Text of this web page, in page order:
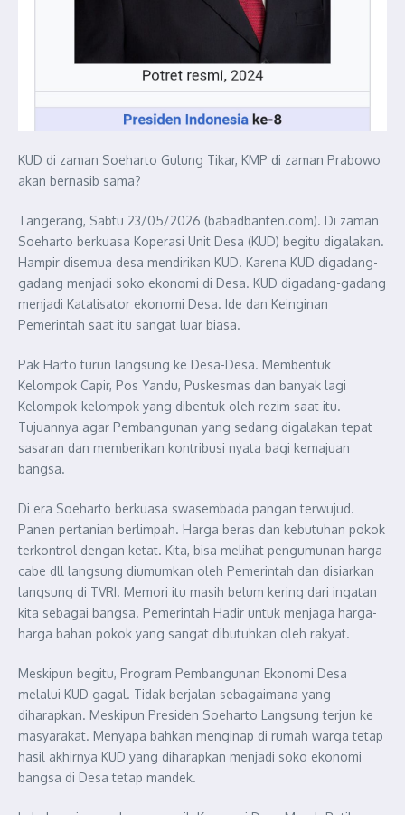
KUD di zaman Soeharto Gulung Tikar, KMP di zaman Prabowo
akan bernasib sama?
Tangerang, Sabtu 23/05/2026 (babadbanten.com). Di zaman
Soeharto berkuasa Koperasi Unit Desa (KUD) begitu digalakan.
Hampir disemua desa mendirikan KUD. Karena KUD digadang-
gadang menjadi soko ekonomi di Desa. KUD digadang-gadang
menjadi Katalisator ekonomi Desa. Ide dan Keinginan
Pemerintah saat itu sangat luar biasa.
Pak Harto turun langsung ke Desa-Desa. Membentuk
Kelompok Capir, Pos Yandu, Puskesmas dan banyak lagi
Kelompok-kelompok yang dibentuk oleh rezim saat itu.
Tujuannya agar Pembangunan yang sedang digalakan tepat
sasaran dan memberikan kontribusi nyata bagi kemajuan
bangsa.
Di era Soeharto berkuasa swasembada pangan terwujud.
Panen pertanian berlimpah. Harga beras dan kebutuhan pokok
terkontrol dengan ketat. Kita, bisa melihat pengumunan harga
cabe dll langsung diumumkan oleh Pemerintah dan disiarkan
langsung di TVRI. Memori itu masih belum kering dari ingatan
kita sebagai bangsa. Pemerintah Hadir untuk menjaga harga-
harga bahan pokok yang sangat dibutuhkan oleh rakyat.
Meskipun begitu, Program Pembangunan Ekonomi Desa
melalui KUD gagal. Tidak berjalan sebagaimana yang
diharapkan. Meskipun Presiden Soeharto Langsung terjun ke
masyarakat. Menyapa bahkan menginap di rumah warga tetap
hasil akhirnya KUD yang diharapkan menjadi soko ekonomi
bangsa di Desa tetap mandek.